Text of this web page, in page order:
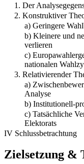
1. Der
2. Konstruktiver
a) Geringere
b) Kleinere und
verlieren
c)
nationalen
3. Relativierender
a)
Analyse
b) Institutionell-
c) Tatsächliche
Elektorats
IV Schlussbetrachtung
Zielsetzung &